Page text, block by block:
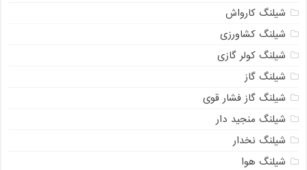
شیلنگ کارواش
شیلنگ کشاورزی
شیلنگ کولر گازی
شیلنگ گاز
شیلنگ گاز فشار قوی
شیلنگ منجید دار
شیلنگ نخدار
شیلنگ هوا